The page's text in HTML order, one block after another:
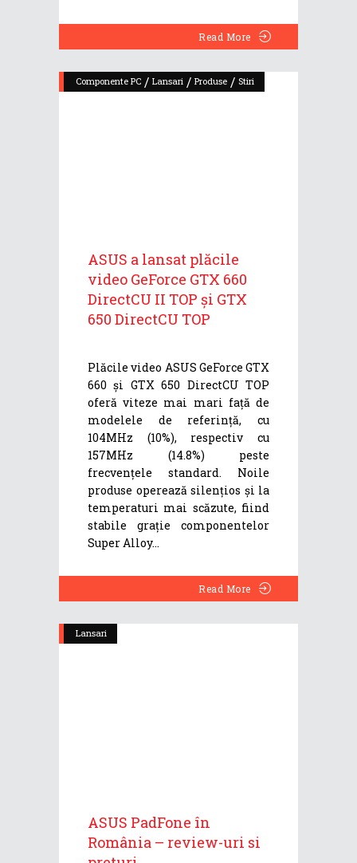
Read More
Componente PC / Lansari / Produse / Stiri
ASUS a lansat plăcile
video GeForce GTX 660
DirectCU II TOP și GTX
650 DirectCU TOP
Plăcile video ASUS GeForce GTX
660 și GTX 650 DirectCU TOP
oferă viteze mai mari față de
modelele de referință, cu
104MHz (10%), respectiv cu
157MHz (14.8%) peste
frecvențele standard. Noile
produse operează silențios și la
temperaturi mai scăzute, fiind
stabile grație componentelor
Super Alloy
Read More
Lansari
ASUS PadFone în
România – review-uri si